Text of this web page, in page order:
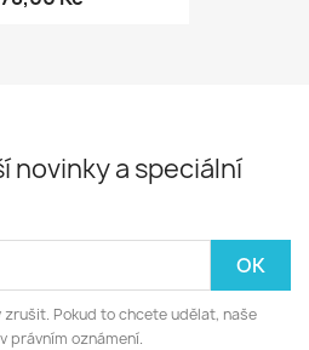
novinky a speciální
Pokud to chcete udělat, naše
právním oznámení.